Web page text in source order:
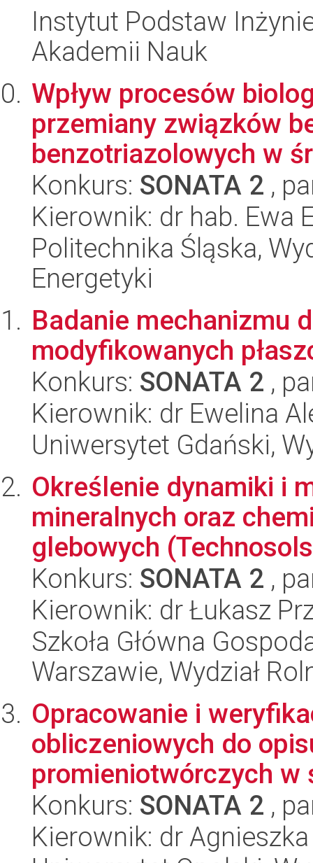
Instytut Podstaw
Akademii Nauk
Wpływ procesów
przemiany związków
benzotriazolowych w
Konkurs: SONATA 2 ,
Kierownik: dr hab. Ewa
Politechnika Śląska,
Energetyki
Badanie mechanizmu
modyfikowanych
Konkurs: SONATA 2 ,
Kierownik: dr Ewelina
Uniwersytet Gdański,
Określenie dynamiki i
mineralnych oraz
glebowych
Konkurs: SONATA 2 ,
Kierownik: dr Łukasz
Szkoła Główna
Warszawie, Wydział
Opracowanie i
obliczeniowych do
promieniotwórczych w
Konkurs: SONATA 2 ,
Kierownik: dr